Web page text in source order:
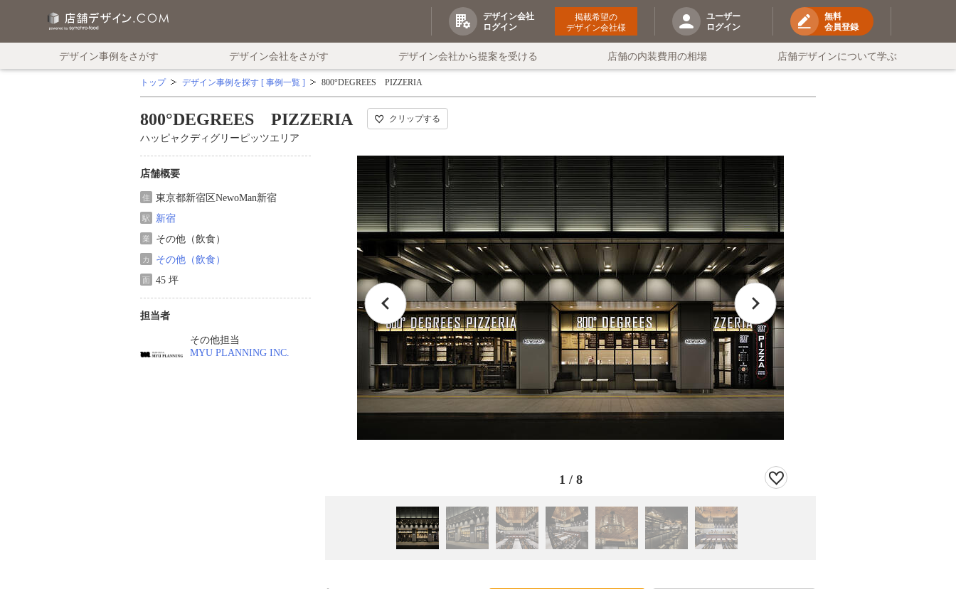
デザイン会社
ログイン
掲載希望の
デザイン会社様
ユーザー
ログイン
無料
会員登録
デザイン事例をさがす デザイン会社をさがす デザイン会社から提案を受ける 店舗の内装費用の相場 店舗デザインについて学ぶ
トップ デザイン事例を探す [ 事例一覧 ] 800°DEGREES PIZZERIA
800°DEGREES PIZZERIA
ハッピャクディグリーピッツエリア
クリップする
店舗概要
住 東京都新宿区NewoMan新宿
駅 新宿
業 その他（飲食）
カ その他（飲食）
面 45 坪
担当者
その他担当
MYU PLANNING INC.
1 / 8